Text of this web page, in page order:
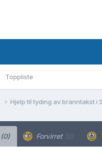
Toppliste
Hjelp til tyding av branntakst i
(0) Forvirret (0)